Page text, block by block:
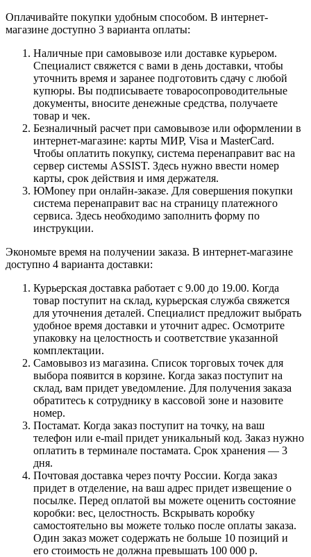
Оплачивайте покупки удобным способом. В интернет-
магазине доступно 3 варианта оплаты:
Наличные при самовывозе или доставке курьером.
Специалист свяжется с вами в день доставки, чтобы
уточнить время и заранее подготовить сдачу с любой
купюры. Вы подписываете товаросопроводительные
документы, вносите денежные средства, получаете
товар и чек.
Безналичный расчет при самовывозе или оформлении в
интернет-магазине: карты МИР, Visa и MasterCard.
Чтобы оплатить покупку, система перенаправит вас на
сервер системы ASSIST. Здесь нужно ввести номер
карты, срок действия и имя держателя.
ЮMoney при онлайн-заказе. Для совершения покупки
система перенаправит вас на страницу платежного
сервиса. Здесь необходимо заполнить форму по
инструкции.
Экономьте время на получении заказа. В интернет-магазине
доступно 4 варианта доставки:
Курьерская доставка работает с 9.00 до 19.00. Когда
товар поступит на склад, курьерская служба свяжется
для уточнения деталей. Специалист предложит выбрать
удобное время доставки и уточнит адрес. Осмотрите
упаковку на целостность и соответствие указанной
комплектации.
Самовывоз из магазина. Список торговых точек для
выбора появится в корзине. Когда заказ поступит на
склад, вам придет уведомление. Для получения заказа
обратитесь к сотруднику в кассовой зоне и назовите
номер.
Постамат. Когда заказ поступит на точку, на ваш
телефон или e-mail придет уникальный код. Заказ нужно
оплатить в терминале постамата. Срок хранения — 3
дня.
Почтовая доставка через почту России. Когда заказ
придет в отделение, на ваш адрес придет извещение о
посылке. Перед оплатой вы можете оценить состояние
коробки: вес, целостность. Вскрывать коробку
самостоятельно вы можете только после оплаты заказа.
Один заказ может содержать не больше 10 позиций и
его стоимость не должна превышать 100 000 р.